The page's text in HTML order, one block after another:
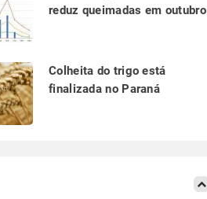
reduz queimadas em outubro
Colheita do trigo está
finalizada no Paraná